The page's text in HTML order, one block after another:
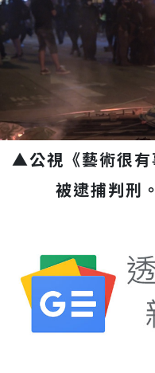
▲公視《藝術很有
被逮捕判刑